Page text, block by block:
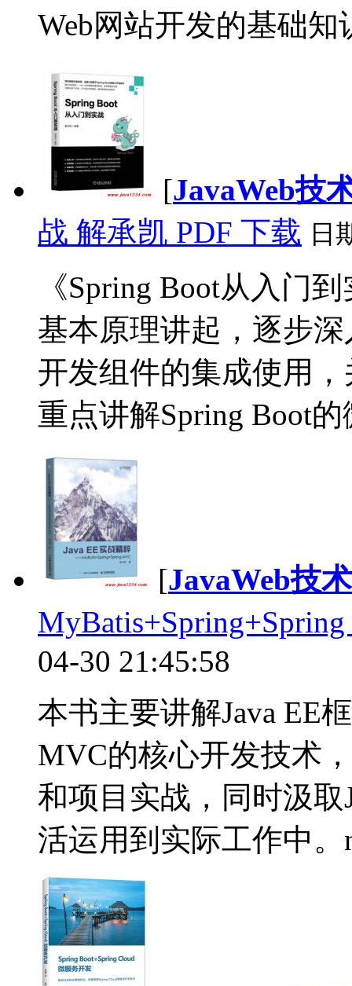
Web网站开发的基础知
[JavaWeb技
战 解承凯 PDF 下载 日
《Spring Boot从入门
基本原理讲起，逐步
开发组件的集成使用
重点讲解Spring Boot
[JavaWeb技
04-30 21:45:58
本书主要讲解Java EE
MVC的核心开发技术
和项目实战，同时汲取
活运用到实际工作中